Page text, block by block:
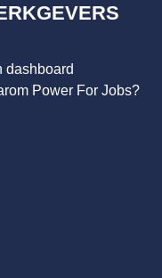
dashboard
Power For Jobs?